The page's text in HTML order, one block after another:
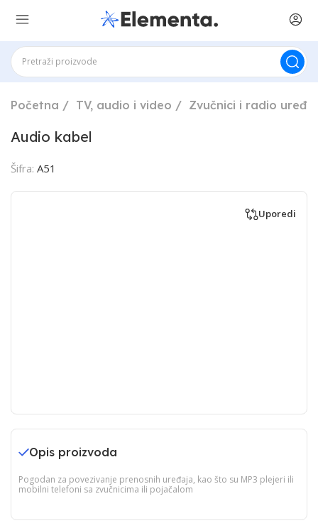
Početna TV, audio i video Zvučnici i radio
Audio kabel
Šifra: A51
Uporedi
Opis proizvoda
Pogodan za povezivanje prenosnih uređaja, kao što su MP3 plejeri ili
mobilni telefoni sa zvučnicima ili pojačalom